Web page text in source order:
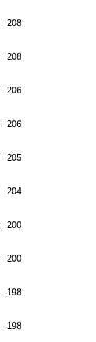
208
208
206
206
205
204
200
200
198
198